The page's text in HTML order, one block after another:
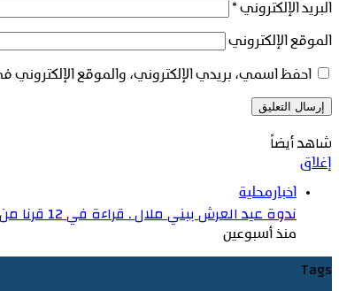
البريد الإلكتروني *
الموقع الإلكتروني
احفظ اسمي، بريدي الإلكتروني، والموقع
شاهد أيضاً
إغلاق
اخبارمحلية
ندوة عيد العرش ببني ملال . قراءة في 12 قرنا من تلاحم العرش والشعب ومسيرة المغرب نحو المغرب والوحدة
منذ أسبوعين
Tags